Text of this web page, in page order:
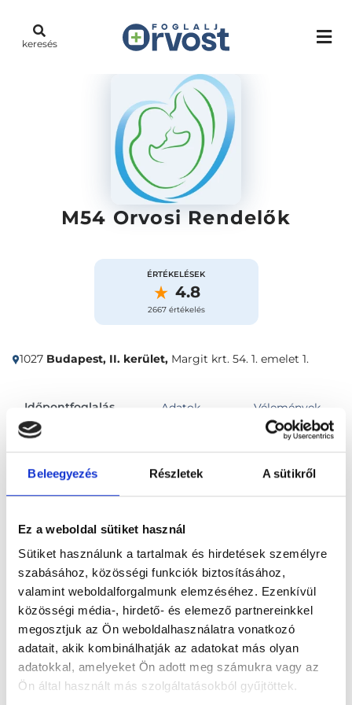
Beleegyezés Részletek A sütikről
Ez a weboldal sütiket használ
Sütiket használunk a tartalmak és hirdetések személyre
szabásához, közösségi funkciók biztosításához,
valamint weboldalforgalmunk elemzéséhez. Ezenkívül
közösségi média-, hirdető- és elemező partnereinkkel
megosztjuk az Ön weboldalhasználatra vonatkozó
adatait, akik kombinálhatják az adatokat más olyan
adatokkal, amelyeket Ön adott meg számukra vagy az
Ön által használt más szolgáltatásokból gyűjtöttek.
keresés
M54 Orvosi Rendelők
ÉRTÉKELÉSEK
4.8
2667 értékelés
1027 Budapest, II. kerület, Margit krt. 54. 1. emelet 1.
Időpontfoglalás Adatok Vélemények
Főoldal Klinikák
Bőrgyógyász, Budapest, II. kerület